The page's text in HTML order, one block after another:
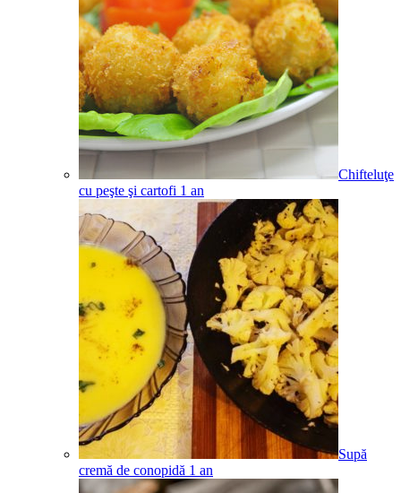
Chifteluţe
cu peşte şi cartofi 1 an
Supă
cremă de conopidă 1 an